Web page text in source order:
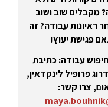
מקבלים שוב ושוב
ראיונות עבודה? זה
פגישת יעוץ!
עבודה: כתיבת
פרופיל לינקדאין,
צרו קשר: